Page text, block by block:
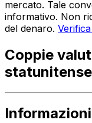
mercato. Tale
informativo. Non
del denaro.
Coppie